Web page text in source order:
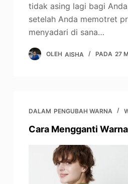
tidak asing lagi bagi
setelah Anda memotret
menyadari di sana…
OLEH AISHA PADA 27
DALAM PENGUBAH WARNA
Cara Mengganti